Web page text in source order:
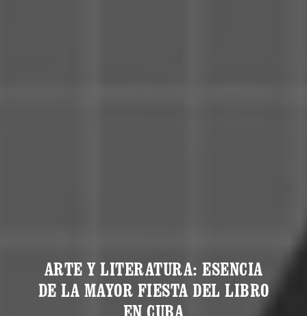
ARTE Y LITERATURA: ESENCIA
DE LA MAYOR FIESTA DEL LIBRO
EN CUBA